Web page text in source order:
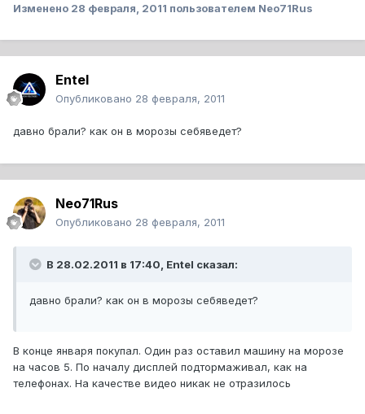
Изменено 28 февраля, 2011 пользователем Neo71Rus
Entel
Опубликовано 28 февраля, 2011
давно брали? как он в морозы себяведет?
Neo71Rus
Опубликовано 28 февраля, 2011
В 28.02.2011 в 17:40, Entel сказал:
давно брали? как он в морозы себяведет?
В конце января покупал. Один раз оставил машину на морозе
на часов 5. По началу дисплей подтормаживал, как на
телефонах. На качестве видео никак не отразилось